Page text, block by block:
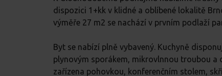
dispozici 1+kk v klidné a oblíbené lokalitě
výměře 27 m2 se nachází v prvním podlaží
Byt se nabízí plně vybavený. Kuchyně
plynovým sporákem, mikrovlnnou troubou a
zařízena pohovkou, konferenčním stolem,